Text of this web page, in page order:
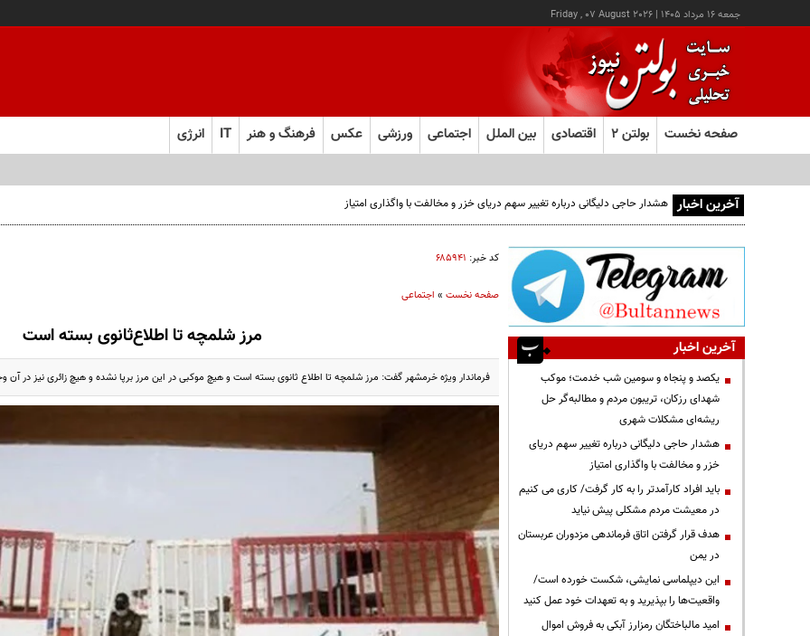
جمعه ۱۶ مرداد ۱۴۰۵ |
Friday , 07 August 2026
صفحه نخست بولتن ۲ اقتصادی بین الملل اجتماعی ورزشی عکس فرهنگ و هنر IT انرژی
آخرین اخبار
کد خبر: ۶۸۵۹۴۱
صفحه نخست» اجتماعی
مرز شلمچه تا اطلاع‌ثانوی بسته است
فرماندار ویژه خرمشهر گفت: مرز شلمچه تا اطلاع ثانوی بسته است و هیچ موکبی در این مرز برپا نشده و هیچ زائری نیز در آن
آخرین اخبار
یکصد و پنجاه و سومین شب خدمت؛ موکب
شهدای رزکان، تریبون مردم و مطالبه‌گر حل
ریشه‌ای مشکلات شهری
هشدار حاجی دلیگانی درباره تغییر سهم دریای
خزر و مخالفت با واگذاری امتیاز
باید افراد کارآمدتر را به کار گرفت/ کاری می کنیم
در معیشت مردم مشکلی پیش نیاید
هدف قرار گرفتن اتاق‌ فرماندهی مزدوران عربستان
در یمن
این دیپلماسی نمایشی، شکست خورده است/
واقعیت‌ها را بپذیرید و به تعهدات خود عمل کنید
امید مالباختگان رمزارز آبکی به فروش اموال